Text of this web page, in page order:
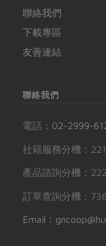
聯絡我們
下載專區
友善連結
聯絡我們
電話： 02-2999-
社籍服務分機：221
產品諮詢分機：222
訂單查詢分機：
Email：